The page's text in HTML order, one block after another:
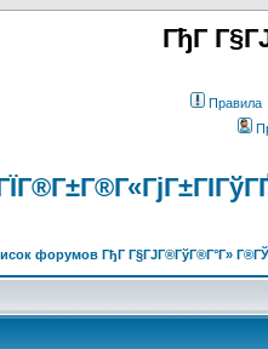
ГђГ
Правила
форумов ГђГ Г§ГЈГ®ГўГ®Г°Г»